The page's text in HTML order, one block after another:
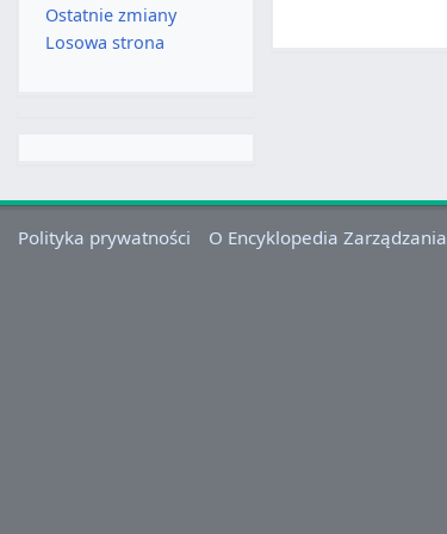
Ostatnie zmiany
Losowa strona
Polityka prywatności O Encyklopedia Zarządzania